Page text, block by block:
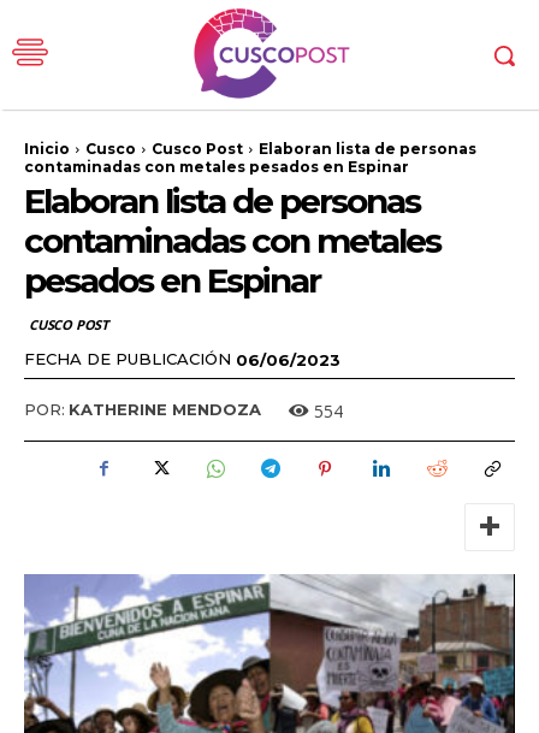
Inicio Cusco Cusco Post
Elaboran lista de personas
contaminadas con metales pesados en Espinar
Elaboran lista de personas
contaminadas con metales
pesados en Espinar
CUSCO POST
FECHA DE PUBLICACIÓN 06/06/2023
POR: KATHERINE MENDOZA 554